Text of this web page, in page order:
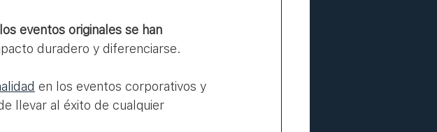
los eventos originales se han
duradero y diferenciarse.
en los eventos corporativos y
llevar al éxito de cualquier